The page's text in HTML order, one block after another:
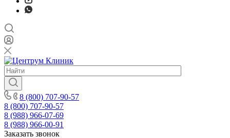
8 (800) 707-90-57
8 (800) 707-90-57
8 (988) 966-07-69
8 (988) 966-00-91
Заказать звонок